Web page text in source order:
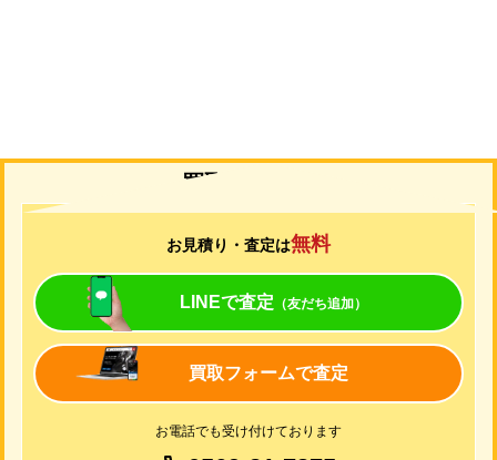
買取について
お見積り・査定は無料
LINEで査定 （友だち追加）
買取フォームで査定
お電話でも受け付けております